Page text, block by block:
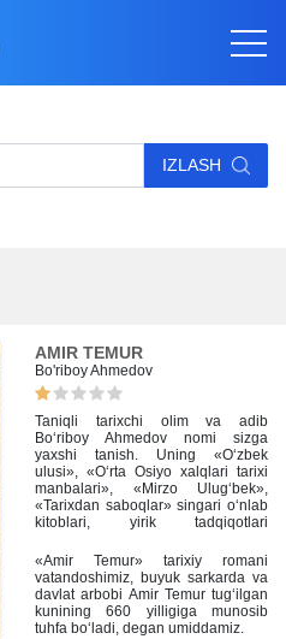
IZLASH
AMIR TEMUR
Bo'riboy Ahmedov
Taniqli tarixchi olim va adib
Bo‘riboy Ahmedov nomi sizga
yaxshi tanish. Uning «O‘zbek
ulusi», «O‘rta Osiyo xalqlari tarixi
manbalari», «Mirzo Ulug‘bek»,
«Tarixdan saboqlar» singari o‘nlab
kitoblari, yirik tadqiqotlari
ellarda ham mashhur. Bo‘riboy
Ahmedov uzoq yillik izlanishlardan
so‘ng ulug‘ bobomiz Amir Temurga
bag‘ishlangan asarini yozib
tamomladi.
«Amir Temur» tarixiy romani
vatandoshimiz, buyuk sarkarda va
davlat arbobi Amir Temur tug‘ilgan
kunining 660 yilligiga munosib
tuhfa bo‘ladi, degan umiddamiz.